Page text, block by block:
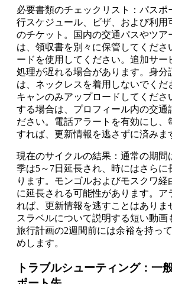
必要書類のチェックリスト：パスポ
行スケジュール、ビザ、および利用
のチケット。国内の交通パスやツア
は、領収書を別々に保管してくださ
ードを使用してください。追加サー
処理が遅れる場合があります。身分
は、ネックレスを着用しないでくだ
キャンのみアップロードしてくださ
する場合は、プロフィール内の交通
ださい。電話アラートを有効にし、
すれば、更新情報を逃さずに済みま
現在のサイクルの結果：通常の期間
季は5～7日延長され、時にはさらに
ります。モンゴルおよびモスクワ経
に延長される可能性があります。ア
れば、更新情報を逃すことはありま
スラベルについて説明する短い動画
旅行計画の2週間前には余裕を持っ
めします。
トラブルシューティング：一